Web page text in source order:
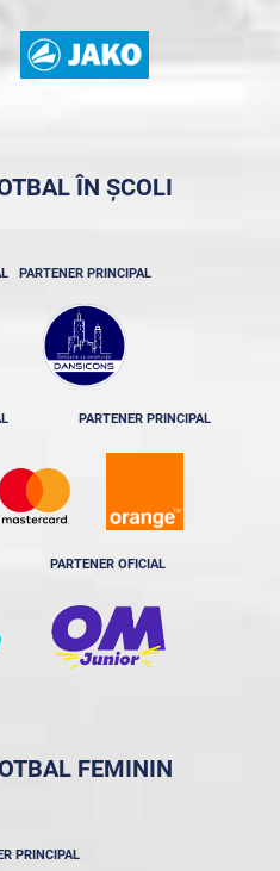
ÎN ȘCOLI
PARTENER PRINCIPAL
PARTENER PRINCIPAL
PARTENER OFICIAL
FEMININ
PRINCIPAL